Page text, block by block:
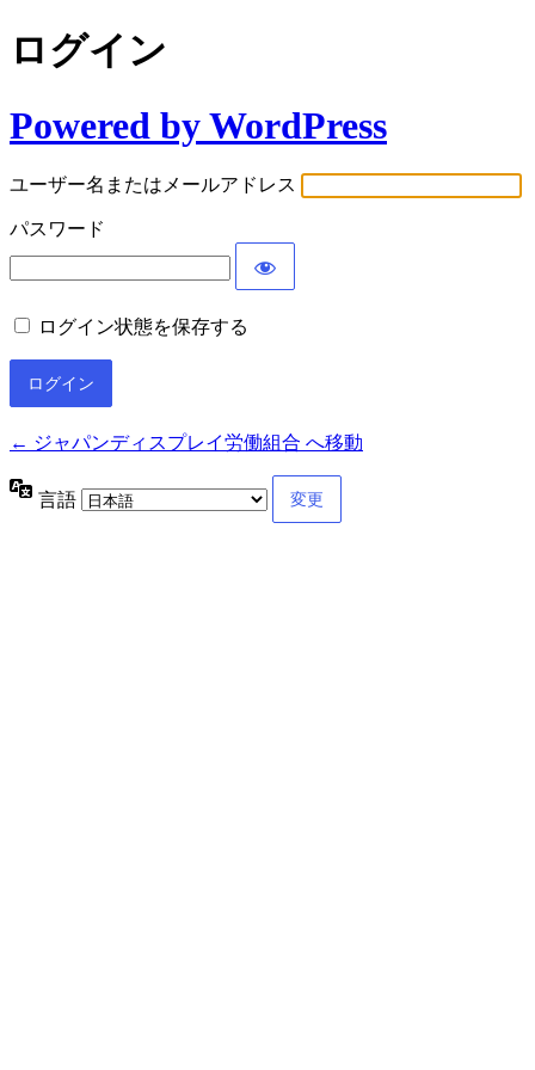
ログイン
Powered by WordPress
ユーザー名またはメールアドレス
パスワード
ログイン状態を保存する
← ジャパンディスプレイ労働組合 へ移動
言語